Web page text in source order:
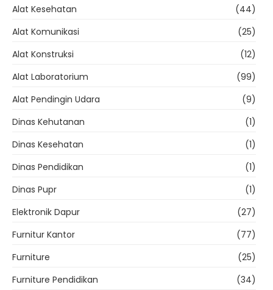
Alat Kesehatan
(44)
Alat Komunikasi
(25)
Alat Konstruksi
(12)
Alat Laboratorium
(99)
Alat Pendingin Udara
(9)
Dinas Kehutanan
(1)
Dinas Kesehatan
(1)
Dinas Pendidikan
(1)
Dinas Pupr
(1)
Elektronik Dapur
(27)
Furnitur Kantor
(77)
Furniture
(25)
Furniture Pendidikan
(34)